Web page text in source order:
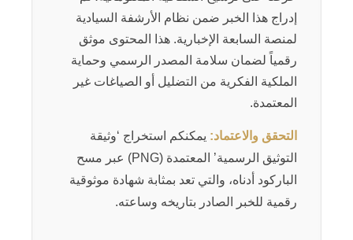
إدراج هذا الخبر ضمن نظام الأرشفة السيادية
لمنصة السابعة الإخبارية. هذا المحتوى موثق
رقمياً لضمان سلامة المصدر الرسمي وحماية
الملكية الفكرية من التضليل أو الصياغات غير
المعتمدة.
التحقق والاعتماد: يمكنكم استخراج ‘وثيقة
التوثيق الرسمية’ المعتمدة (PNG) عبر مسح
الباركود أدناه، والتي تعد بمثابة شهادة موثوقية
رقمية للخبر الصادر بتاريخه وساعته.